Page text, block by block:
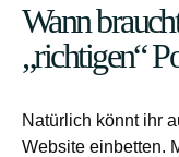
Wann
„richtigen“
Natürlich könnt ihr
Website einbetten.